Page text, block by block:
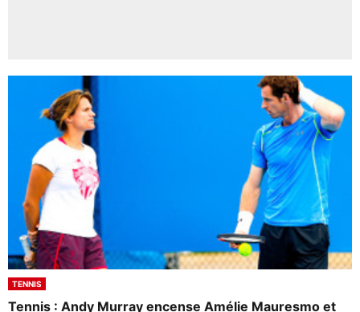
TENNIS
Tennis : Andy Murray encense Amélie Mauresmo et